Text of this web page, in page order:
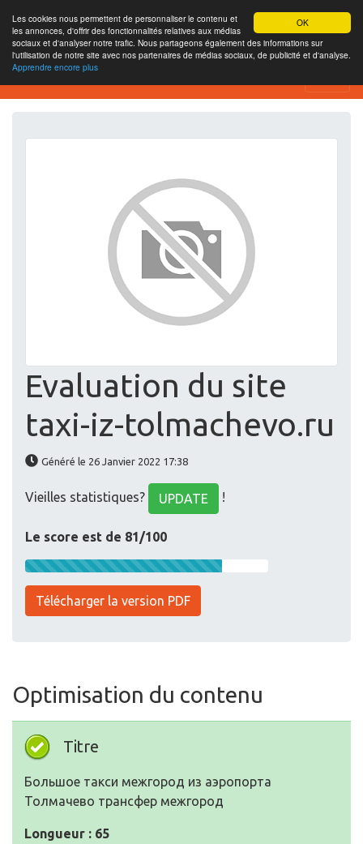
OK
Les cookies nous permettent de personnaliser le contenu et
les annonces, d'offrir des fonctionnalités relatives aux médias
sociaux et d'analyser notre trafic. Nous partageons également des informations sur
l'utilisation de notre site avec nos partenaires de médias sociaux, de publicité et d'analyse.
Apprendre encore plus
SEO Analytics
Evaluation du site
taxi-iz-tolmachevo.ru
Généré le 26 Janvier 2022 17:38
Vieilles statistiques? UPDATE !
Le score est de 81/100
Télécharger la version PDF
Optimisation du contenu
Titre
Большое такси межгород из аэропорта
Толмачево трансфер межгород
Longueur : 65